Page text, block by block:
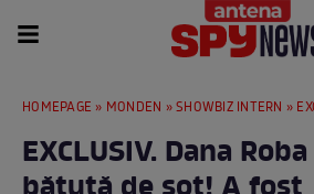
HOMEPAGE » MONDEN »SHOWBIZ INTERN » EXCLUSIV.
EXCLUSIV. Dana